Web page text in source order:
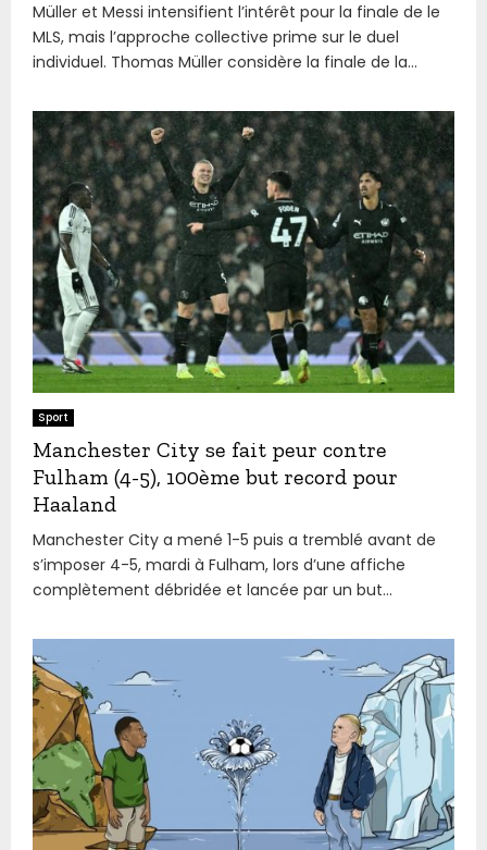
Müller et Messi intensifient l’intérêt pour la finale de le
MLS, mais l’approche collective prime sur le duel
individuel. Thomas Müller considère la finale de la...
Sport
Manchester City se fait peur contre
Fulham (4-5), 100ème but record pour
Haaland
Manchester City a mené 1-5 puis a tremblé avant de
s’imposer 4-5, mardi à Fulham, lors d’une affiche
complètement débridée et lancée par un but...